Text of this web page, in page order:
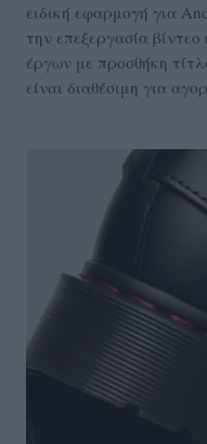
ειδική εφαρμογή για
την επεξεργασία
έργων με προσθήκη
είναι διαθέσιμη για